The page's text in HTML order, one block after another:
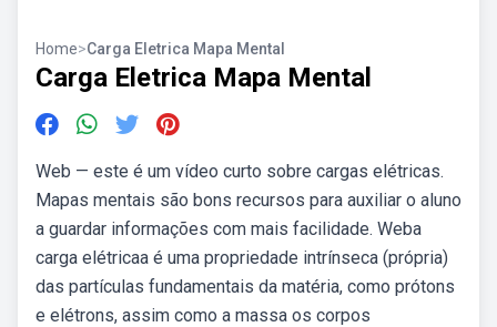
Home>Carga Eletrica Mapa Mental
Carga Eletrica Mapa Mental
Web — este é um vídeo curto sobre cargas elétricas.
Mapas mentais são bons recursos para auxiliar o aluno
a guardar informações com mais facilidade. Weba
carga elétricaa é uma propriedade intrínseca (própria)
das partículas fundamentais da matéria, como prótons
e elétrons, assim como a massa os corpos